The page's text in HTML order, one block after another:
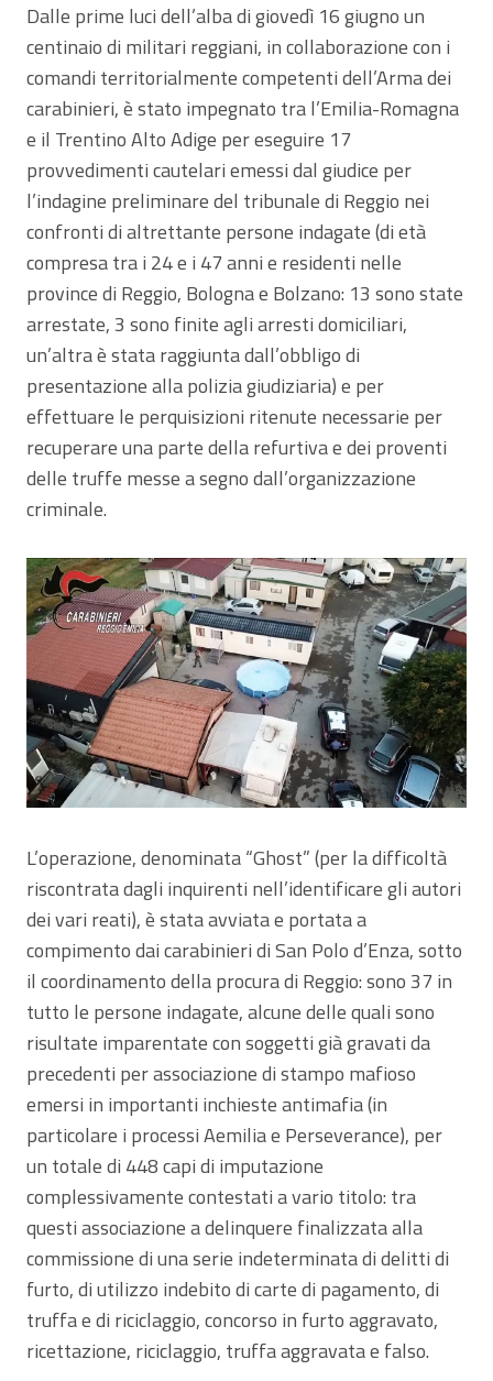
Dalle prime luci dell’alba di giovedì 16 giugno un
centinaio di militari reggiani, in collaborazione con i
comandi territorialmente competenti dell’Arma dei
carabinieri, è stato impegnato tra l’Emilia-Romagna
e il Trentino Alto Adige per eseguire 17
provvedimenti cautelari emessi dal giudice per
l’indagine preliminare del tribunale di Reggio nei
confronti di altrettante persone indagate (di età
compresa tra i 24 e i 47 anni e residenti nelle
province di Reggio, Bologna e Bolzano: 13 sono state
arrestate, 3 sono finite agli arresti domiciliari,
un’altra è stata raggiunta dall’obbligo di
presentazione alla polizia giudiziaria) e per
effettuare le perquisizioni ritenute necessarie per
recuperare una parte della refurtiva e dei proventi
delle truffe messe a segno dall’organizzazione
criminale.
L’operazione, denominata “Ghost” (per la difficoltà
riscontrata dagli inquirenti nell’identificare gli autori
dei vari reati), è stata avviata e portata a
compimento dai carabinieri di San Polo d’Enza, sotto
il coordinamento della procura di Reggio: sono 37 in
tutto le persone indagate, alcune delle quali sono
risultate imparentate con soggetti già gravati da
precedenti per associazione di stampo mafioso
emersi in importanti inchieste antimafia (in
particolare i processi Aemilia e Perseverance), per
un totale di 448 capi di imputazione
complessivamente contestati a vario titolo: tra
questi associazione a delinquere finalizzata alla
commissione di una serie indeterminata di delitti di
furto, di utilizzo indebito di carte di pagamento, di
truffa e di riciclaggio, concorso in furto aggravato,
ricettazione, riciclaggio, truffa aggravata e falso.